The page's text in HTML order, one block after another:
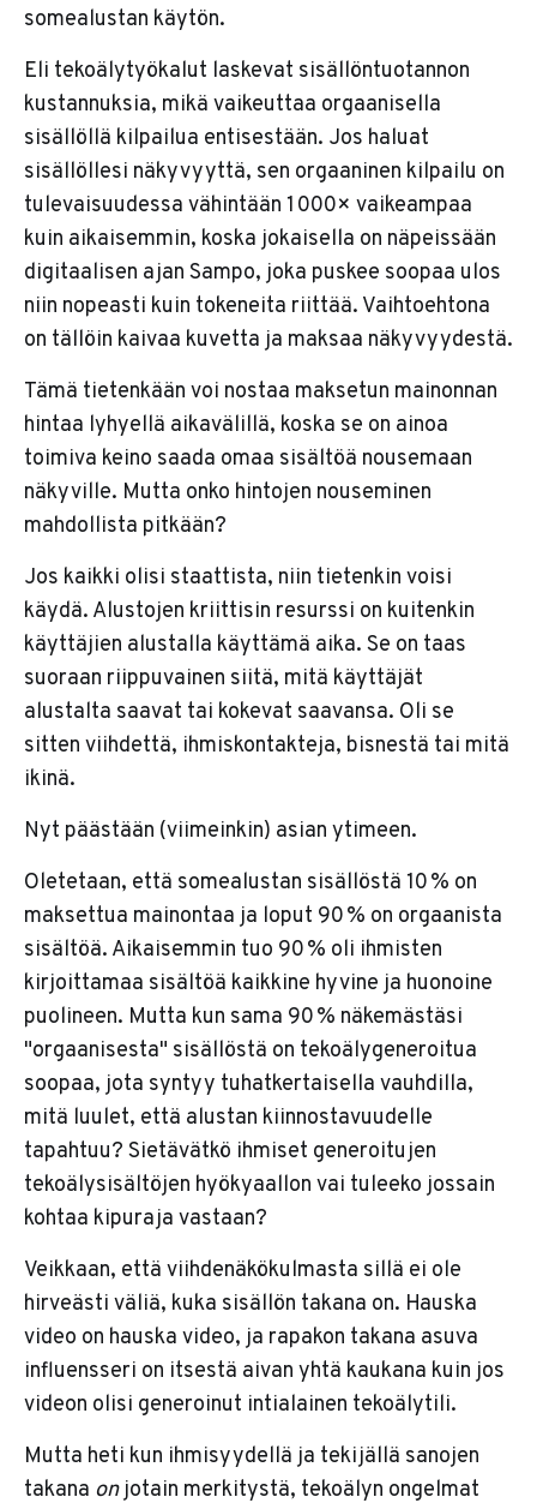
somealustan käytön.
Eli tekoälytyökalut laskevat sisällöntuotannon
kustannuksia, mikä vaikeuttaa orgaanisella
sisällöllä kilpailua entisestään. Jos haluat
sisällöllesi näkyvyyttä, sen orgaaninen kilpailu on
tulevaisuudessa vähintään 1 000× vaikeampaa
kuin aikaisemmin, koska jokaisella on näpeissään
digitaalisen ajan Sampo, joka puskee soopaa ulos
niin nopeasti kuin tokeneita riittää. Vaihtoehtona
on tällöin kaivaa kuvetta ja maksaa näkyvyydestä.
Tämä tietenkään voi nostaa maksetun mainonnan
hintaa lyhyellä aikavälillä, koska se on ainoa
toimiva keino saada omaa sisältöä nousemaan
näkyville. Mutta onko hintojen nouseminen
mahdollista pitkään?
Jos kaikki olisi staattista, niin tietenkin voisi
käydä. Alustojen kriittisin resurssi on kuitenkin
käyttäjien alustalla käyttämä aika. Se on taas
suoraan riippuvainen siitä, mitä käyttäjät
alustalta saavat tai kokevat saavansa. Oli se
sitten viihdettä, ihmiskontakteja, bisnestä tai mitä
ikinä.
Nyt päästään (viimeinkin) asian ytimeen.
Oletetaan, että somealustan sisällöstä 10 % on
maksettua mainontaa ja loput 90 % on orgaanista
sisältöä. Aikaisemmin tuo 90 % oli ihmisten
kirjoittamaa sisältöä kaikkine hyvine ja huonoine
puolineen. Mutta kun sama 90 % näkemästäsi
"orgaanisesta" sisällöstä on tekoälygeneroitua
soopaa, jota syntyy tuhatkertaisella vauhdilla,
mitä luulet, että alustan kiinnostavuudelle
tapahtuu? Sietävätkö ihmiset generoitujen
tekoälysisältöjen hyökyaallon vai tuleeko jossain
kohtaa kipuraja vastaan?
Veikkaan, että viihdenäkökulmasta sillä ei ole
hirveästi väliä, kuka sisällön takana on. Hauska
video on hauska video, ja rapakon takana asuva
influensseri on itsestä aivan yhtä kaukana kuin jos
videon olisi generoinut intialainen tekoälytili.
Mutta heti kun ihmisyydellä ja tekijällä sanojen
takana onjotain merkitystä, tekoälyn ongelmat